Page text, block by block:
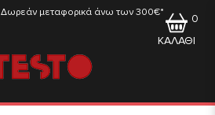
Δωρεάν μεταφορικά άνω των 300€*
ΚΑΛΑΘΙ
0